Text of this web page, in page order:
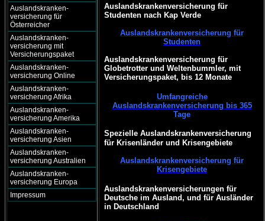
Auslandskranken-
versicherung für
Österreicher
Auslandskranken-
versicherung mit
Versicherungspaket
Auslandskranken-
versicherung Online
Auslandskranken-
versicherung Afrika
Auslandskranken-
versicherung Amerika
Auslandskranken-
versicherung Asien
Auslandskranken-
versicherung Australien
Auslandskranken-
versicherung Europa
Impressum
Auslandskrankenversicherung für
Studenten nach Kap Verde
Auslandskrankenversicherung für
Studenten
Auslandskrankenversicherung für
Globetrotter und Weltenbummler, mit
Versicherungspaket, bis 12 Monate
Umfangreiche
Auslandskrankenversicherung bis 365
Tage
Spezielle Auslandskrankenversicherung
für Krisenländer und Krisengebiete
Auslandskrankenversicherung für
Krisengebiete
Auslandskrankenversicherungen für
Deutsche im Ausland, und für Ausländer
in Deutschland